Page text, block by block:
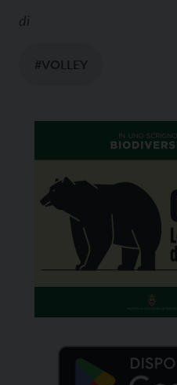
di
#VOLLEY